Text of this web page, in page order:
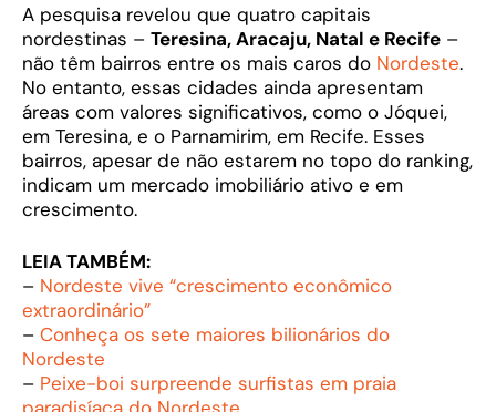
A pesquisa revelou que quatro capitais
nordestinas – Teresina, Aracaju, Natal e Recife –
não têm bairros entre os mais caros do Nordeste.
No entanto, essas cidades ainda apresentam
áreas com valores significativos, como o Jóquei,
em Teresina, e o Parnamirim, em Recife. Esses
bairros, apesar de não estarem no topo do ranking,
indicam um mercado imobiliário ativo e em
crescimento.
LEIA TAMBÉM:
– Nordeste vive “crescimento econômico
extraordinário”
– Conheça os sete maiores bilionários do
Nordeste
– Peixe-boi surpreende surfistas em praia